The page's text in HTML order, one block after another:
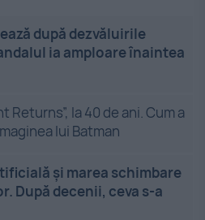
după dezvăluirile
ia amploare înaintea
Returns”, la 40 de ani. Cum a
lui Batman
și marea schimbare
După decenii, ceva s-a